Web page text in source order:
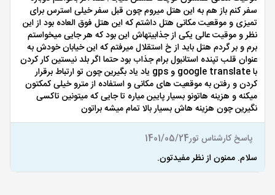
سفر کنم باز هم به این هتل میروم چون قبل سفر خیلی استرس برای
تمیزی و موقعیت مکانی هتل داشتم که این هتل فوق العاده بود از این
نظر و موقیت عالی یکی از جذابیتهاش این بود که هر جایی میخواستم
برم و بر گردم هتل باید از خ استقلال میرفتم که این خیابان خودش به
عنوان قلب تپنده استانبول برام جذاب بود حتما اگر بلد نیستین کار کردن
با google translate و gps یاد یاد بگیرین چون تو ارتباط برقرار
کردن و رفتن به موقعیت های مکانی و استفاده از مترو خیلی کمکتون
میکنه و هزینه هاتونو بسیار پایین میاره تا جایی که میتونین تاکسی
نگیرین چون هزینه هاش بسیار بالا تمام میشه براتون
پاسخ کارشناس تور1401/05/24
سلام. ممنون از نظر مفیدتون.